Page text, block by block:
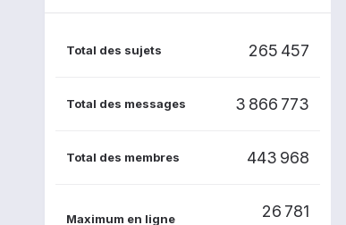
Total des sujets 265 457
Total des messages 3 866 773
Total des membres 443 968
Maximum en ligne 26 781